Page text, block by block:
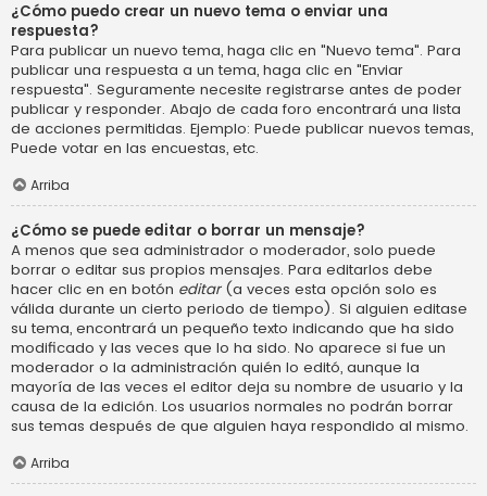
¿Cómo puedo crear un nuevo tema o enviar una
respuesta?
Para publicar un nuevo tema, haga clic en "Nuevo tema". Para
publicar una respuesta a un tema, haga clic en "Enviar
respuesta". Seguramente necesite registrarse antes de poder
publicar y responder. Abajo de cada foro encontrará una lista
de acciones permitidas. Ejemplo: Puede publicar nuevos temas,
Puede votar en las encuestas, etc.
Arriba
¿Cómo se puede editar o borrar un mensaje?
A menos que sea administrador o moderador, solo puede
borrar o editar sus propios mensajes. Para editarlos debe
hacer clic en en botón editar(a veces esta opción solo es
válida durante un cierto periodo de tiempo). Si alguien editase
su tema, encontrará un pequeño texto indicando que ha sido
modificado y las veces que lo ha sido. No aparece si fue un
moderador o la administración quién lo editó, aunque la
mayoría de las veces el editor deja su nombre de usuario y la
causa de la edición. Los usuarios normales no podrán borrar
sus temas después de que alguien haya respondido al mismo.
Arriba